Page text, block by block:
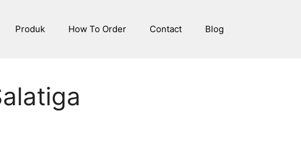
Produk How To Order Contact Blog